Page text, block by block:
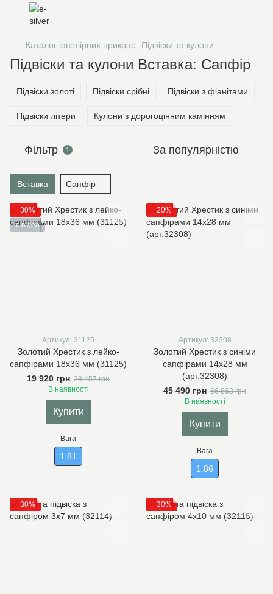
Каталог ювелірних прикрас Підвіски та кулони
Підвіски та кулони Вставка: Сапфір
Підвіски золоті Підвіски срібні Підвіски з фіанітами
Підвіски літери Кулони з дорогоцінним камінням
Фільтр 1 За популярністю
Вставка Сапфір
−30%
є відео
Артикул: 31125
Золотий Хрестик з лейко-
сапфірами 18х36 мм (31125)
19 920 грн 28 457 грн
В наявності
Купити
Вага
1.81
−20%
Артикул: 32308
Золотий Хрестик з синіми
сапфірами 14х28 мм
(арт.32308)
45 490 грн 56 863 грн
В наявності
Купити
Вага
1.86
−30% −30%